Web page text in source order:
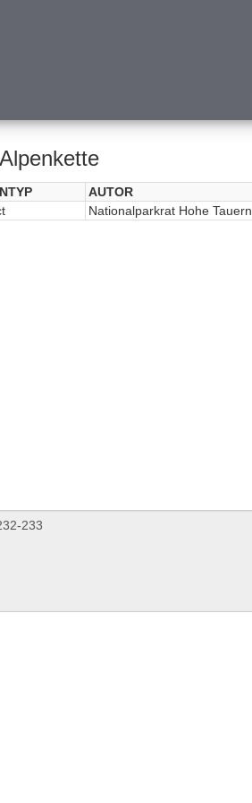
AUTOR
Nationalparkrat Hohe Tauern